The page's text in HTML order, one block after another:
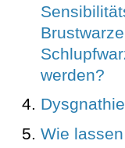
werden?
Wie